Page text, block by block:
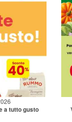
a tutto gusto